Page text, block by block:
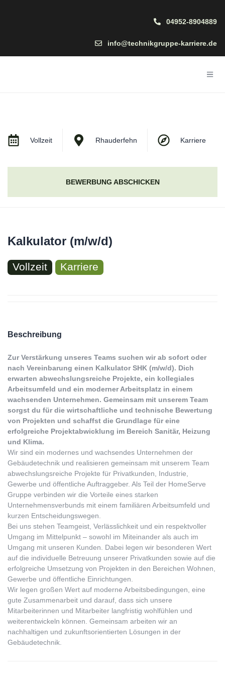
04952-8904889
info@technikgruppe-karriere.de
Vollzeit Rhauderfehn Karriere
BEWERBUNG ABSCHICKEN
Kalkulator (m/w/d)
Vollzeit Karriere
Beschreibung
Zur Verstärkung unseres Teams suchen wir ab sofort oder
nach Vereinbarung einen Kalkulator SHK (m/w/d). Dich
erwarten abwechslungsreiche Projekte, ein kollegiales
Arbeitsumfeld und ein moderner Arbeitsplatz in einem
wachsenden Unternehmen. Gemeinsam mit unserem Team
sorgst du für die wirtschaftliche und technische Bewertung
von Projekten und schaffst die Grundlage für eine
erfolgreiche Projektabwicklung im Bereich Sanitär, Heizung
und Klima.
Wir sind ein modernes und wachsendes Unternehmen der
Gebäudetechnik und realisieren gemeinsam mit unserem Team
abwechslungsreiche Projekte für Privatkunden, Industrie,
Gewerbe und öffentliche Auftraggeber. Als Teil der HomeServe
Gruppe verbinden wir die Vorteile eines starken
Unternehmensverbunds mit einem familiären Arbeitsumfeld und
kurzen Entscheidungswegen.
Bei uns stehen Teamgeist, Verlässlichkeit und ein respektvoller
Umgang im Mittelpunkt – sowohl im Miteinander als auch im
Umgang mit unseren Kunden. Dabei legen wir besonderen Wert
auf die individuelle Betreuung unserer Privatkunden sowie auf die
erfolgreiche Umsetzung von Projekten in den Bereichen Wohnen,
Gewerbe und öffentliche Einrichtungen.
Wir legen großen Wert auf moderne Arbeitsbedingungen, eine
gute Zusammenarbeit und darauf, dass sich unsere
Mitarbeiterinnen und Mitarbeiter langfristig wohlfühlen und
weiterentwickeln können. Gemeinsam arbeiten wir an
nachhaltigen und zukunftsorientierten Lösungen in der
Gebäudetechnik.